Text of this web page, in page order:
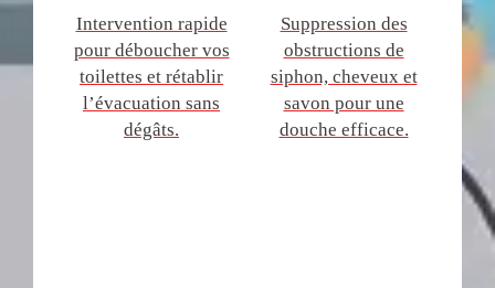
Intervention rapide
pour déboucher vos
toilettes et rétablir
l’évacuation sans
dégâts.
Suppression des
obstructions de
siphon, cheveux et
savon pour une
douche efficace.